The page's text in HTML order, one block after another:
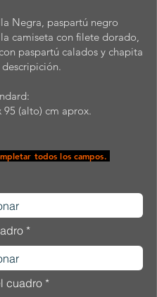
Negra, paspartú negro
camiseta con filete dorado,
paspartú calados y chapita
95 (alto) cm aprox.
todos los campos.
cuadro